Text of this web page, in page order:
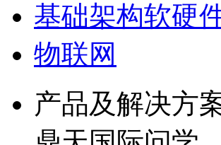
基础架构软硬
物联网
产品及解决方